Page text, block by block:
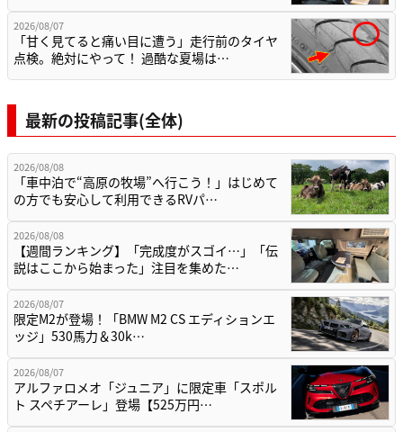
2026/08/07
「甘く見てると痛い目に遭う」走行前のタイヤ
点検。絶対にやって！ 過酷な夏場は…
最新の投稿記事(全体)
2026/08/08
「車中泊で“高原の牧場”へ行こう！」はじめて
の方でも安心して利用できるRVパ…
2026/08/08
【週間ランキング】「完成度がスゴイ…」「伝
説はここから始まった」注目を集めた…
2026/08/07
限定M2が登場！「BMW M2 CS エディションエ
ッジ」530馬力＆30k…
2026/08/07
アルファロメオ「ジュニア」に限定車「スポル
ト スペチアーレ」登場【525万円…